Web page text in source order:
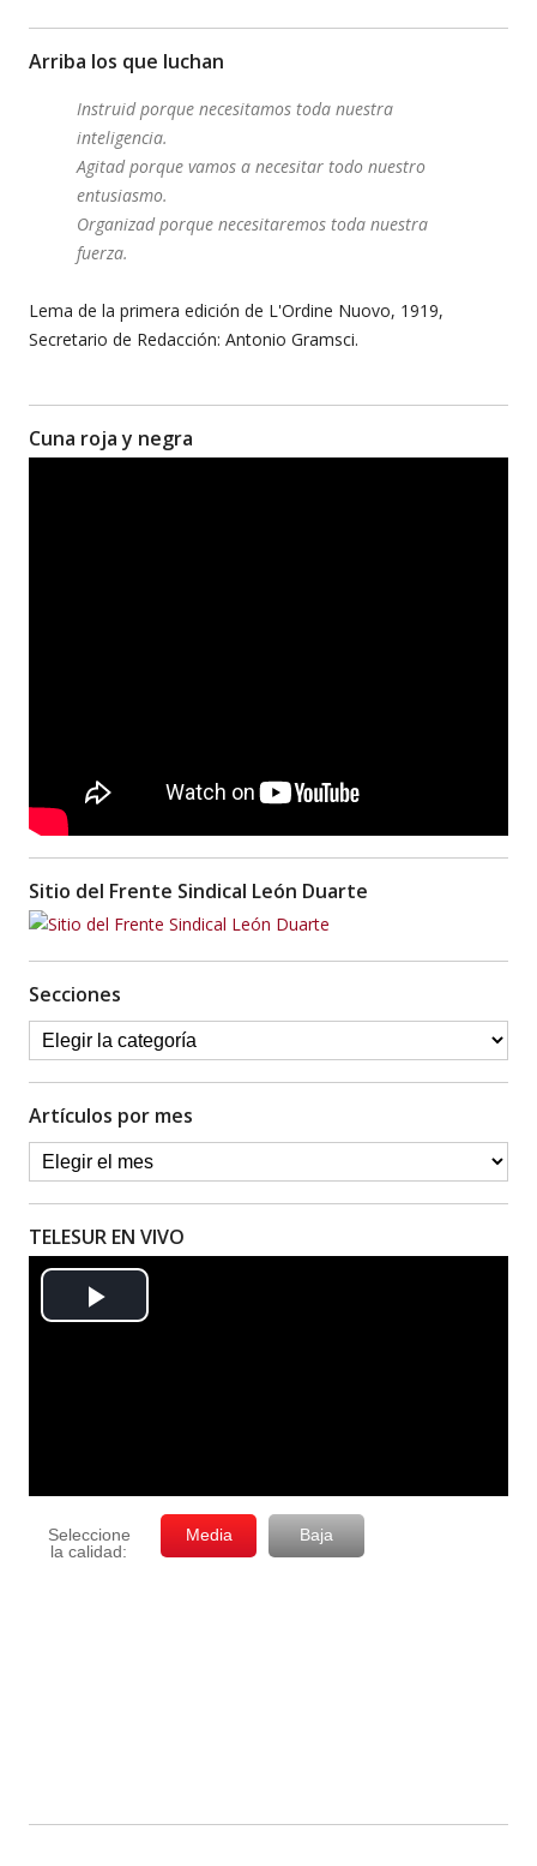
Arriba los que luchan
Instruid porque necesitamos toda nuestra
inteligencia.
Agitad porque vamos a necesitar todo nuestro
entusiasmo.
Organizad porque necesitaremos toda nuestra
fuerza.
Lema de la primera edición de L'Ordine Nuovo, 1919,
Secretario de Redacción: Antonio Gramsci.
Cuna roja y negra
Sitio del Frente Sindical León Duarte
Secciones
Artículos por mes
TELESUR EN VIVO